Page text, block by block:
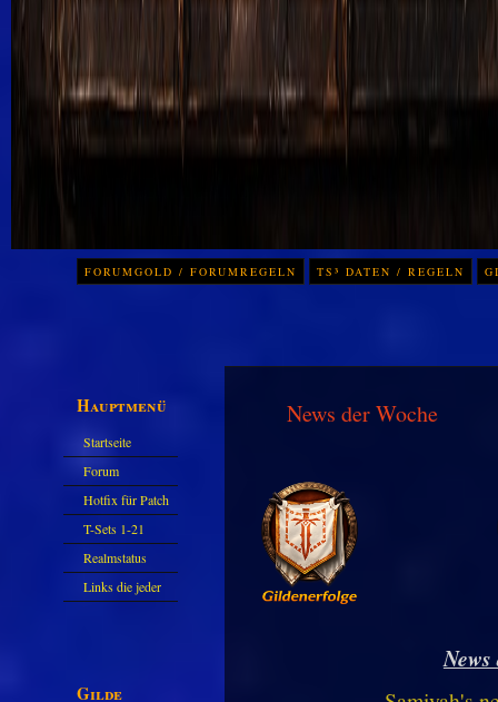
FORUMGOLD / FORUMREGELN TS³ DATEN / REGELN
Hauptmenü
Startseite
Forum
Hotfix für Patch
11.X
T-Sets 1-21
Realmstatus
Links die jeder
Gilde
News der Woche